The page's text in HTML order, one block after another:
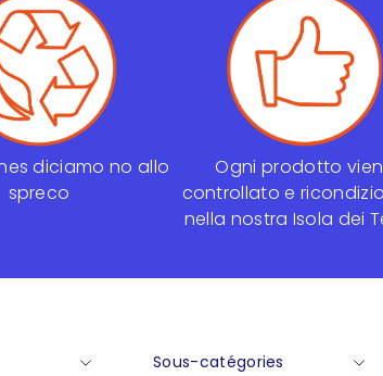
diciamo no allo
spreco
Ogni prodotto
controllato e
nella nostra Isola dei
Sous-catégories